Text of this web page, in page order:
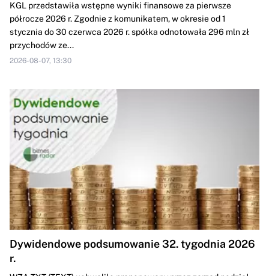
KGL przedstawiła wstępne wyniki finansowe za pierwsze
półrocze 2026 r. Zgodnie z komunikatem, w okresie od 1
stycznia do 30 czerwca 2026 r. spółka odnotowała 296 mln zł
przychodów ze...
2026-08-07, 13:30
Dywidendowe podsumowanie 32. tygodnia 2026
r.